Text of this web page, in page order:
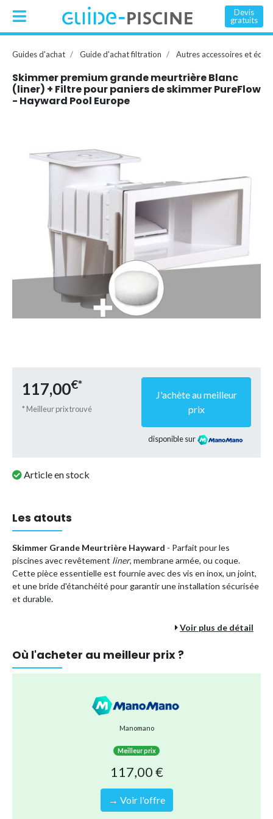
Devis
gratuits
Guides d'achat Guide d'achat filtration Autres accessoires et
Skimmer premium grande meurtrière Blanc
(liner) + Filtre pour paniers de skimmer PureFlow
- Hayward Pool Europe
117,00€*
* Meilleur prix trouvé
J'achète au meilleur
prix
disponible sur
Article en stock
Les atouts
Skimmer Grande Meurtrière Hayward - Parfait pour les
piscines avec revêtement liner, membrane armée, ou coque.
Cette pièce essentielle est fournie avec des vis en inox, un joint,
et une bride d'étanchéité pour garantir une installation sécurisée
et durable.
Voici en détail les caractéristiques techniques du skimmer :
Hauteur de la cuve : 436 mm
Profondeur totale : 561 mm
Largeur de la meurtrière : 450 mm
Connexion inférieure d'aspiration à visser mâle Ø 2" pour le
raccordement à la filtration
Connexion supérieure du trop plein en Ø 32mm femelle à
Voir plus de détail
Où l'acheter au meilleur prix ?
Manomano
Meilleur prix
117,00 €
→ Voir l'offre